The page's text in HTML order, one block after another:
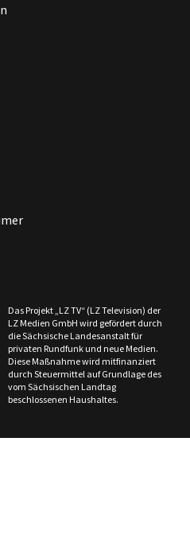
Das Projekt „LZ TV“ (LZ Television) der
LZ Medien GmbH wird gefördert durch
die Sächsische Landesanstalt für
privaten Rundfunk und neue Medien.
Diese Maßnahme wird mitfinanziert
durch Steuermittel auf Grundlage des
vom Sächsischen Landtag
beschlossenen Haushaltes.